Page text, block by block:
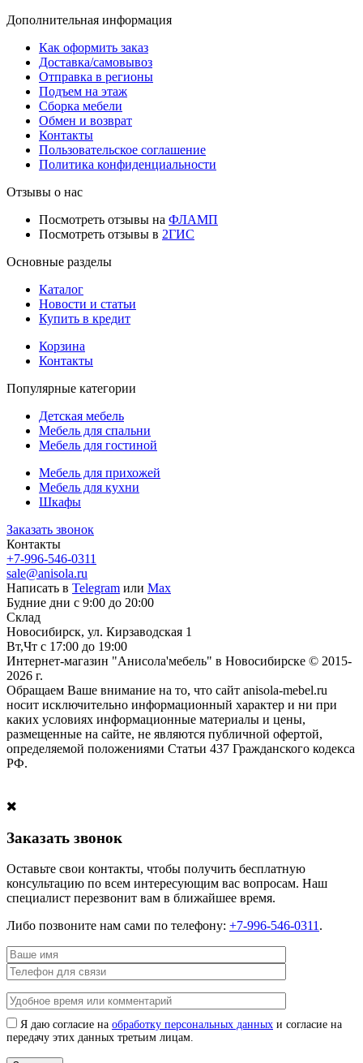
Дополнительная информация
Как оформить заказ
Доставка/самовывоз
Отправка в регионы
Подъем на этаж
Сборка мебели
Обмен и возврат
Контакты
Пользовательское соглашение
Политика конфиденциальности
Отзывы о нас
Посмотреть отзывы на ФЛАМП
Посмотреть отзывы в 2ГИС
Основные разделы
Каталог
Новости и статьи
Купить в кредит
Корзина
Контакты
Популярные категории
Детская мебель
Мебель для спальни
Мебель для гостиной
Мебель для прихожей
Мебель для кухни
Шкафы
Заказать звонок
Контакты
+7-996-546-0311
sale@anisola.ru
Написать в Telegram или Max
Будние дни с 9:00 до 20:00
Склад
Новосибирск, ул. Кирзаводская 1
Вт,Чт с 17:00 до 19:00
Интернет-магазин "Анисола'мебель" в Новосибирске © 2015-
2026 г.
Обращаем Ваше внимание на то, что сайт anisola-mebel.ru
носит исключительно информационный характер и ни при
каких условиях информационные материалы и цены,
размещенные на сайте, не являются публичной офертой,
определяемой положениями Статьи 437 Гражданского кодекса
РФ.
Заказать звонок
Оставьте свои контакты, чтобы получить бесплатную
консультацию по всем интересующим вас вопросам. Наш
специалист перезвонит вам в ближайшее время.
Либо позвоните нам сами по телефону: +7-996-546-0311.
Я даю согласие на обработку персональных данных и согласие на
передачу этих данных третьим лицам.